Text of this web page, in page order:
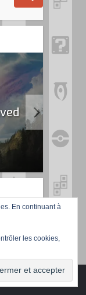
droits réservés.
En continuant à
les cookies,